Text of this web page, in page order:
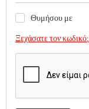
Θυμήσου με
Ξεχάσατε τον κωδικό;